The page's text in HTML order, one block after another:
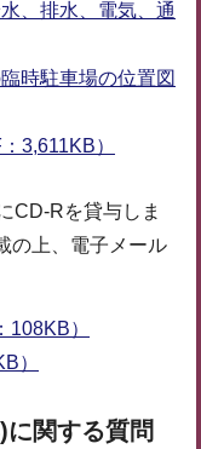
、排水、電気、通
時駐車場の位置図
3,611KB）
CD-Rを貸与しま
の上、電子メール
）
）
関する質問